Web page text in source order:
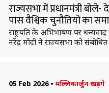
राज्यसभा में प्रधानमंत्री
पास वैश्विक चुनौतियों का
राष्ट्रपति के अभिभाषण पर धन्यवाद
नरेंद्र मोदी ने राज्यसभा को
05 Feb 2026 • मल्लिकार्जुन खड़गे